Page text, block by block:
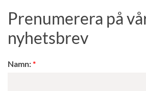
Prenumerera på
nyhetsbrev
Namn: